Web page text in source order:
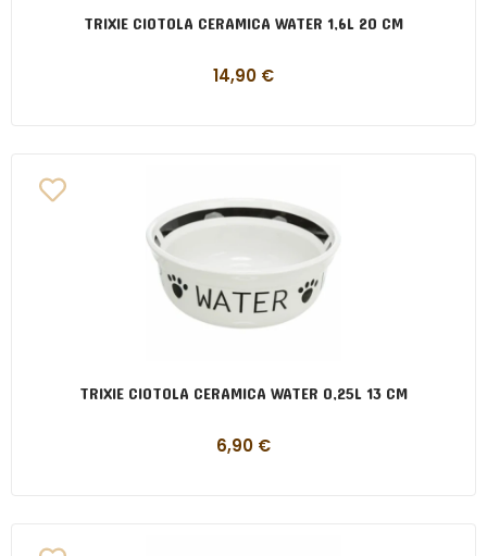
TRIXIE CIOTOLA CERAMICA WATER 1,6L 20 CM
14,90 €
TRIXIE CIOTOLA CERAMICA WATER 0,25L 13 CM
6,90 €